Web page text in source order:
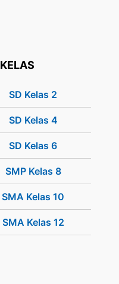
SD Kelas 2
SD Kelas 4
SD Kelas 6
SMP Kelas 8
SMA Kelas 10
SMA Kelas 12